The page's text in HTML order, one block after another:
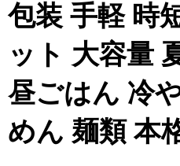
包装 手軽 時
ット 大容量
昼ごはん 冷
めん 麺類 本